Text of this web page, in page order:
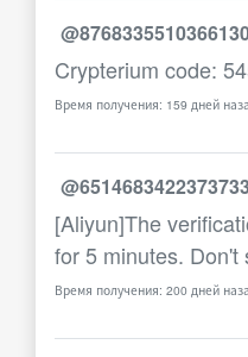
Crypterium code:
Время получения: 159 дней
[Aliyun]The
for 5 minutes. Don't
Время получения: 200 дней